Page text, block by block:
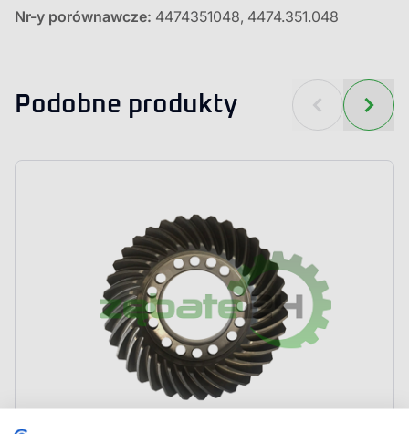
Nr-y porównawcze: 4474351048, 4474.351.048
Podobne produkty